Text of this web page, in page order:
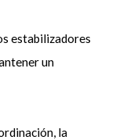
estabilizadores
un
la